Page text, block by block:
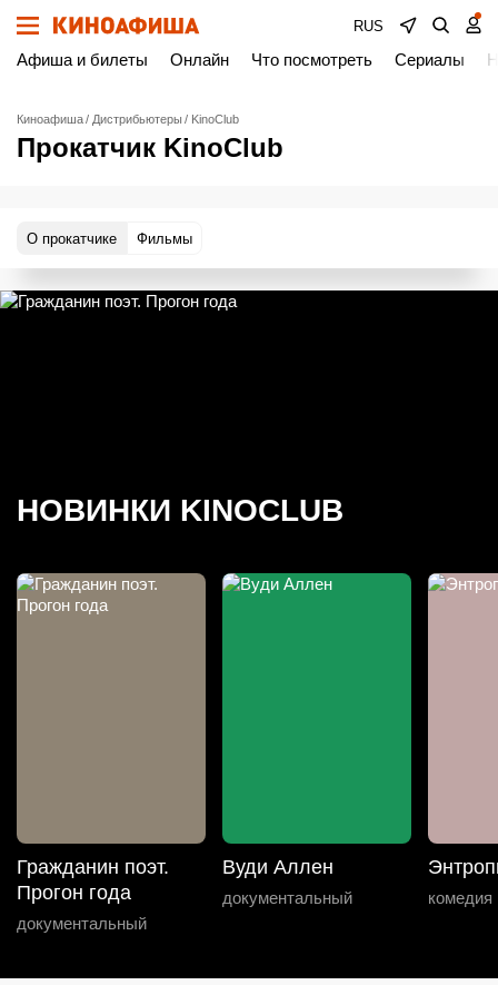
RUS
Афиша и билеты Онлайн Что посмотреть Сериалы
Киноафиша Дистрибьютеры KinoClub
Прокатчик KinoClub
О прокатчике Фильмы
НОВИНКИ KINOCLUB
Гражданин поэт.
Прогон года
документальный
Вуди Аллен
документальный комедия